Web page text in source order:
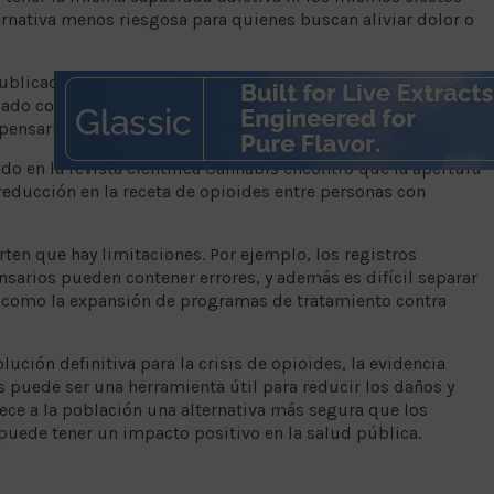
menos riesgosa para quienes buscan aliviar dolor o
en la revista The BMJ observó que aumentar de uno
con una reducción aproximada del 17% en las muertes
se registraba una baja adicional, cercana al 8.5%.
en la revista científica Cannabis encontró que la apertura
en la receta de opioides entre personas con
que hay limitaciones. Por ejemplo, los registros
pueden contener errores, y además es difícil separar
la expansión de programas de tratamiento contra
definitiva para la crisis de opioides, la evidencia
ser una herramienta útil para reducir los daños y
a la población una alternativa más segura que los
tener un impacto positivo en la salud pública.